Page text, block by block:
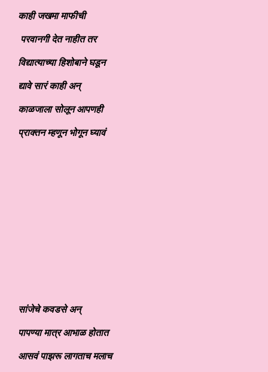
काही जखमा माफीची
परवानगी देत नाहीत तर
विद्यात्याच्या हिशोबाने घडून
द्यावे सारं काही अन्
काळजाला सोलून आपणही
प्राक्तन म्हणून भोगून घ्यावं
सांजेचे कवडसे अन्
पापण्या मात्र आभाळ होतात
आसवं पाझरू लागताच मलाच